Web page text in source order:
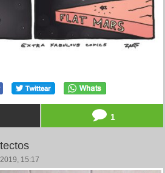
1
15:17